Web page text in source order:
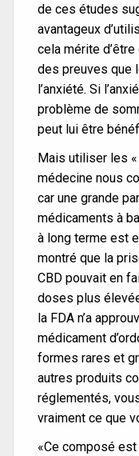
de ces études
avantageux
cela mérite
des preuves que
l’anxiété. Si
problème de
peut lui être
Mais utiliser les «
médecine nous
car une grande
médicaments à
à long terme est
montré que la
CBD pouvait en
doses plus
la FDA n’a
médicament
formes rares et
autres produits
réglementés,
vraiment ce que
«Ce composé